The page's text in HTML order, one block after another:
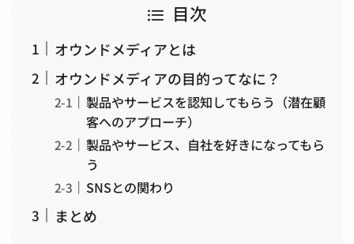
目次
オウンドメディアとは
オウンドメディアの目的ってなに？
製品やサービスを認知してもらう（潜在顧
客へのアプローチ）
製品やサービス、自社を好きになってもら
う
SNSとの関わり
まとめ